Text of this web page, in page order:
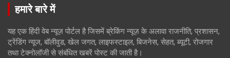
हमारे बारे में
यह एक हिंदी वेब न्यूज़ पोर्टल है जिसमें ब्रेकिंग न्यूज़ के अलावा राजनीति, प्रशासन,
ट्रेंडिंग न्यूज, बॉलीवुड, खेल जगत, लाइफस्टाइल, बिजनेस, सेहत, ब्यूटी, रोजगार
तथा टेक्नोलॉजी से संबंधित खबरें पोस्ट की जाती है।